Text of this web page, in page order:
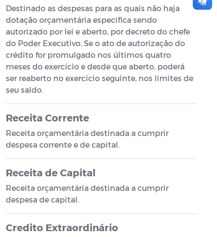
Destinado as despesas para as quais não haja
dotação orçamentária especifica sendo
autorizado por lei e aberto, por decreto do chefe
do Poder Executivo. Se o ato de autorização do
crédito for promulgado nos últimos quatro
meses do exercício e desde que aberto, poderá
ser reaberto no exercício seguinte, nos limites de
seu saldo.
Receita Corrente
Receita orçamentária destinada a cumprir
despesa corrente e de capital.
Receita de Capital
Receita orçamentária destinada a cumprir
despesa de capital.
Credito Extraordinário